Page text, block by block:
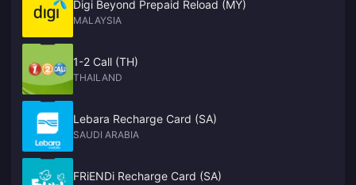
Digi Beyond Prepaid Reload (MY)
MALAYSIA
1-2 Call (TH)
THAILAND
Lebara Recharge Card (SA)
SAUDI ARABIA
FRiENDi Recharge Card (SA)